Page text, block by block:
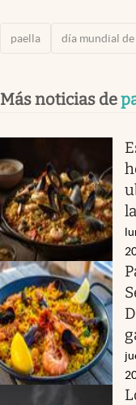
paella día mundial
Más noticias de